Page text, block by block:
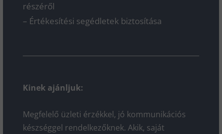
részéről
– Értékesítési segédletek biztosítása
Kinek ajánljuk:
Megfelelő üzleti érzékkel, jó kommunikációs
készséggel rendelkezőknek. Akik, saját